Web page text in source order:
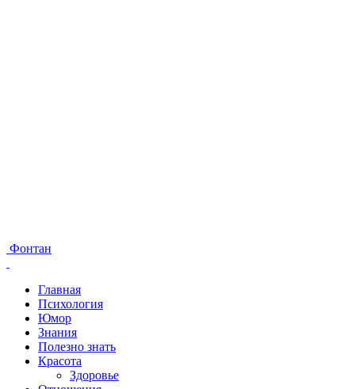
Фонтан
Главная
Психология
Юмор
Знания
Полезно знать
Красота
Здоровье